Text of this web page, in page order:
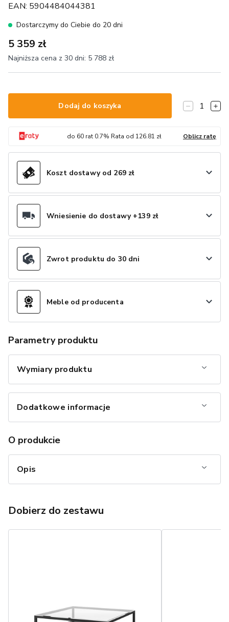
EAN: 5904484044381
Dostarczymy do Ciebie do 20 dni
5 359 zł
Najniższa cena z 30 dni: 5 788 zł
Dodaj do koszyka 1
do 60rat 0.7% Rata od 126.81 zł Oblicz ratę
Koszt dostawy od 269 zł
Wniesienie do dostawy +139 zł
Zwrot produktu do 30 dni
Meble od producenta
Parametry produktu
Wymiary produktu
Dodatkowe informacje
O produkcie
Opis
Dobierz do zestawu